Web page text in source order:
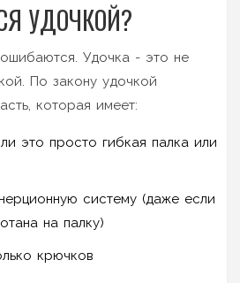
УДОЧКОЙ?
Удочка - это не
По закону удочкой
которая имеет:
это просто гибкая палка или
систему (даже если
на палку)
крючков